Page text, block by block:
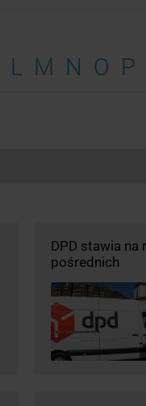
L M N O P
DPD stawia
pośrednich